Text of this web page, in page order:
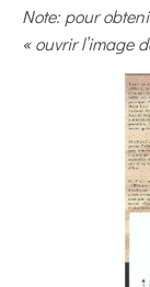
Note: pour obtenir les photos en taille réelle, un petit clic droit
« ouvrir l’image